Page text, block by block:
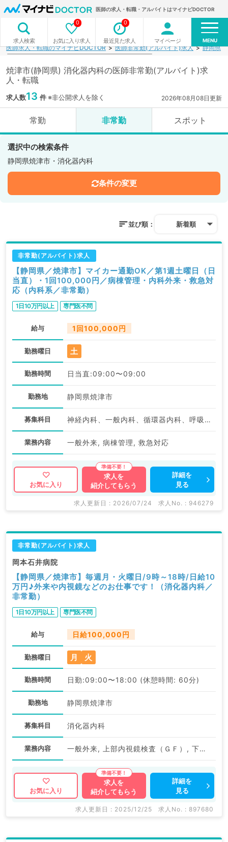
医師の求人・転職・アルバイトはマイナビDOCTOR
求人検索 お気に入り求人
0
最近見た求人
0
マイページ MENU
医師求人・転職のマイナビDOCTOR 医師非常勤(アルバイト)求人 静岡県
焼津市(静岡県) 消化器内科の医師非常勤(アルバイト)求
人・転職
求人数13 件※非公開求人を除く 2026年08月08日更新
常勤 非常勤 スポット
選択中の検索条件
静岡県焼津市・消化器内科
条件の変更
並び順： 新着順
非常勤(アルバイト)求人
【静岡県／焼津市】マイカー通勤OK／第1週土曜日（日
当直）・1回100,000円／病棟管理・内科外来・救急対
応（内科系／非常勤）
1日10万円以上 専門医不問
給与 1回100,000円
勤務曜日 土
勤務時間 日当直:09:00〜09:00
勤務地 静岡県焼津市
募集科目 神経内科、一般内科、循環器内科、呼吸器内科、消化器内科、内分泌・代謝内科、腎臓内科、老年内科、血液内科、膠原病科
業務内容 一般外来, 病棟管理, 救急対応
お気に入り
求人を
紹介してもらう
詳細を
見る
求人更新日 : 2026/07/24 求人No. : 946279
非常勤(アルバイト)求人
岡本石井病院
【静岡県／焼津市】毎週月・火曜日/9時～18時/日給10
万円♪外来や内視鏡などのお仕事です！（消化器内科／
非常勤）
1日10万円以上 専門医不問
給与 日給100,000円
勤務曜日 月 火
勤務時間 日勤:09:00〜18:00 (休憩時間: 60分)
勤務地 静岡県焼津市
募集科目 消化器内科
業務内容 一般外来, 上部内視鏡検査（ＧＦ）, 下部内視鏡検査（ＣＦ）
お気に入り
求人を
紹介してもらう
詳細を
見る
求人更新日 : 2025/12/25 求人No. : 897680